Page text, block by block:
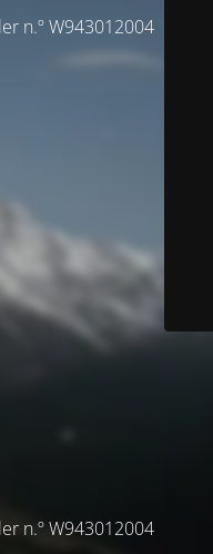
n.º W943012004
n.º W943012004